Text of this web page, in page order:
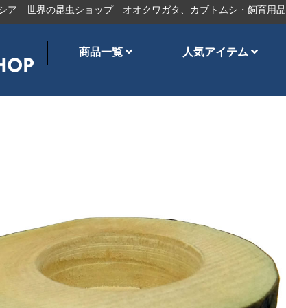
世界の昆虫ショップ オオクワガタ、カブトムシ・飼育用品のこ
商品一覧 人気アイテム